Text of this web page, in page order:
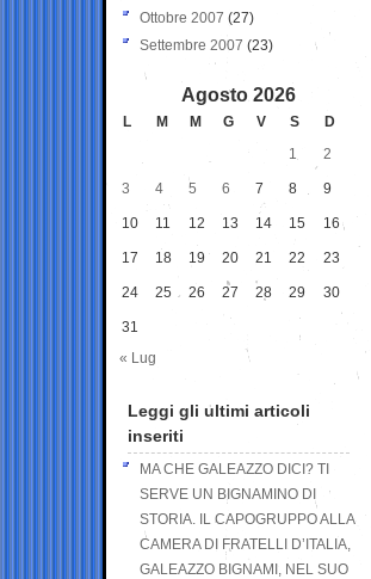
Ottobre 2007 (27)
Settembre 2007 (23)
Agosto 2026
L M M G V S
D
1
2
3 4 5 6 7 8 9
10 11 12 13 14 15 16
17 18 19 20 21 22 23
24 25 26 27 28 29 30
31
« Lug
Leggi gli ultimi articoli
inseriti
MA CHE GALEAZZO DICI? TI
SERVE UN BIGNAMINO DI
STORIA. IL CAPOGRUPPO ALLA
CAMERA DI FRATELLI D’ITALIA,
GALEAZZO BIGNAMI, NEL SUO